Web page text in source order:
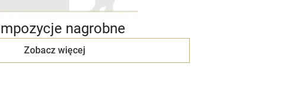
nagrobne
Zobacz więcej